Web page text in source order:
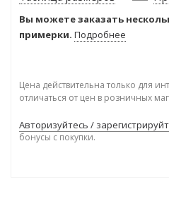
Вы можете заказать
примерки. Подробнее
Цена действительна только для
отличаться от цен в розничных
Авторизуйтесь /
бонусы с покупки.